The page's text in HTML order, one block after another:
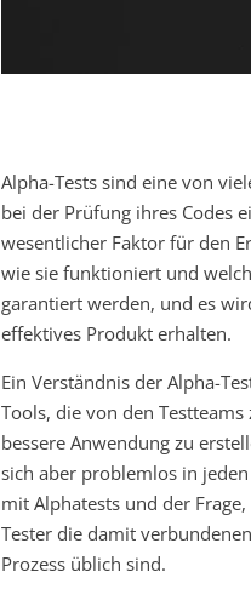
Alpha-Tests sind eine von
bei der Prüfung ihres Codes
wesentlicher Faktor für den
wie sie funktioniert und
garantiert werden, und es
effektives Produkt erhalten.
Ein Verständnis der Alpha-
Tools, die von den
bessere Anwendung zu
sich aber problemlos in
mit Alphatests und der
Tester die damit
Prozess üblich sind.